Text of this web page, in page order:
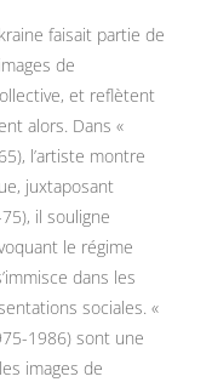
faisait partie de
de
et reflètent
alors. Dans «
l’artiste montre
juxtaposant
il souligne
le régime
dans les
sociales. «
1986) sont une
images de